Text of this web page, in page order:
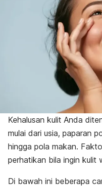
Kehalusan kulit Anda
mulai dari usia, paparan
hingga pola makan.
perhatikan bila ingin kulit
Di bawah ini beberapa